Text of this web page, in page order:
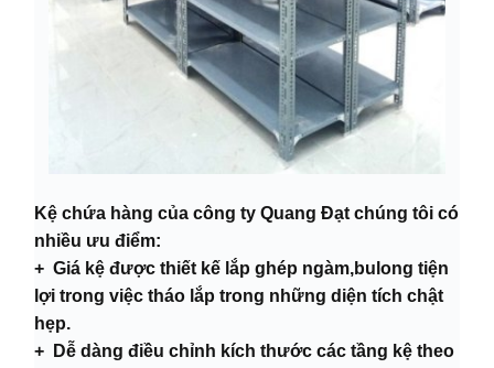
Kệ chứa hàng của công ty Quang Đạt chúng tôi có
nhiều ưu điểm:
+ Giá kệ được thiết kế lắp ghép ngàm,bulong tiện
lợi trong việc tháo lắp trong những diện tích chật
hẹp.
+ Dễ dàng điều chỉnh kích thước các tầng kệ theo